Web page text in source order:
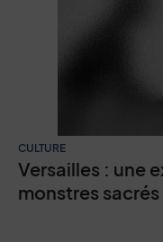
CULTURE
Versailles : une
monstres